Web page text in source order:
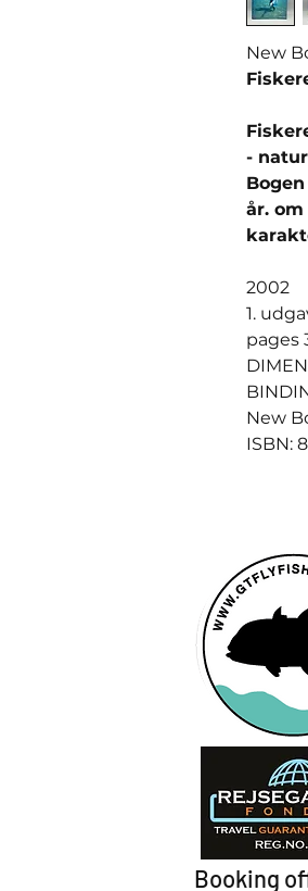
New
-
år.
2002
1.
pages
New
ISBN:
Booking